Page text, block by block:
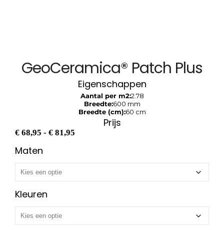
GeoCeramica® Patch Plus
Eigenschappen
Aantal per m2:2.78
Breedte:600 mm
Breedte (cm):60 cm
Prijs
€ 68,95 - € 81,95
Maten
Kleuren